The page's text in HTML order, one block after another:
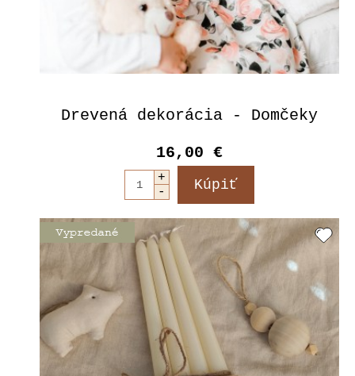
Drevená dekorácia - Domčeky
16,00 €